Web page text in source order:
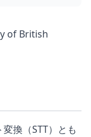
of British
換（STT）とも